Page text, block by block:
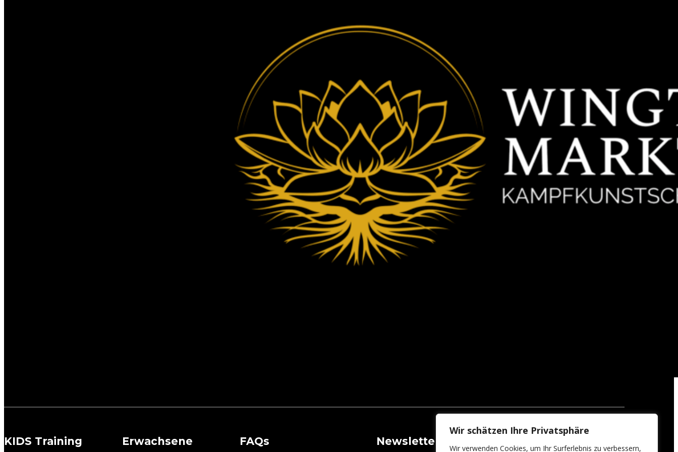
Wir schätzen Ihre Privatsphäre
Wir verwenden Cookies, um Ihr Surferlebnis zu verbessern,
KIDS Training Erwachsene FAQs Newsletter